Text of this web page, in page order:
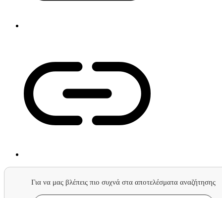
Για να μας βλέπεις πιο συχνά στα αποτελέσματα αναζήτησης